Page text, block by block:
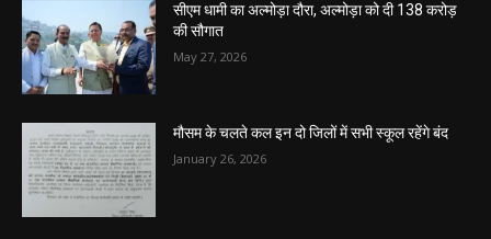
सीएम धामी का अल्मोड़ा दौरा, अल्मोड़ा को दी 138 करोड़
की सौगात
May 27, 2026
मौसम के चलते कल इन दो जिलों में सभी स्कूल रहेंगे बंद
January 26, 2026